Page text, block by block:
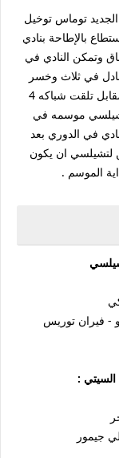
توماس توخيل
بالإطاحة بنادي
وتمكن النادي في
ب8 مباريات وتعادل في ثلاث وخسر
واحدة , وسجل لاعبون الفريق 22 هدف في المقابل تلقت شباكه 4
موسمه في
اداء النادي في الدوري بعد
لتشيلسي ان يكون
الموسم .
- فيران توريس
:
جيمور